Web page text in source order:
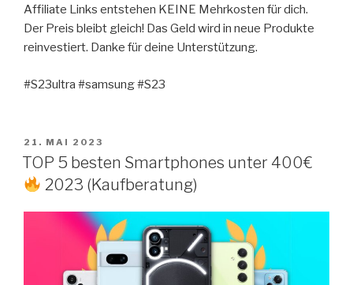
Affiliate Links entstehen KEINE Mehrkosten für dich.
Der Preis bleibt gleich! Das Geld wird in neue Produkte
reinvestiert. Danke für deine Unterstützung.
#S23ultra #samsung #S23
VERÖFFENTLICHT
AM
21. MAI 2023
TOP 5 besten Smartphones unter 400€
2023 (Kaufberatung)